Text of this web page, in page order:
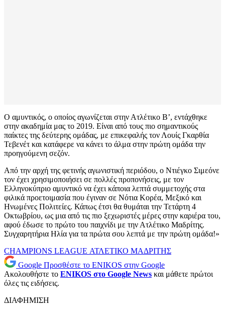
Ο αμυντικός, ο οποίος αγωνίζεται στην Ατλέτικο Β’, εντάχθηκε
στην ακαδημία μας το 2019. Είναι από τους πιο σημαντικούς
παίκτες της δεύτερης ομάδας, με επικεφαλής τον Λουίς Γκαρθία
Τεβενέτ και κατάφερε να κάνει το άλμα στην πρώτη ομάδα την
προηγούμενη σεζόν.
Από την αρχή της φετινής αγωνιστική περιόδου, ο Ντιέγκο Σιμεόνε
τον έχει χρησιμοποιήσει σε πολλές προπονήσεις, με τον
Ελληνοκύπριο αμυντικό να έχει κάποια λεπτά συμμετοχής στα
φιλικά προετοιμασία που έγιναν σε Νότια Κορέα, Μεξικό και
Ηνωμένες Πολιτείες. Κάπως έτσι θα θυμάται την Τετάρτη 4
Οκτωβρίου, ως μια από τις πιο ξεχωριστές μέρες στην καριέρα του,
αφού έδωσε το πρώτο του παιχνίδι με την Ατλέτικο Μαδρίτης.
Συγχαρητήρια Ηλία για τα πρώτα σου λεπτά με την πρώτη ομάδα!»
CHAMPIONS LEAGUE ΑΤΛΕΤΙΚΟ ΜΑΔΡΙΤΗΣ
Google Προσθέστε το ENIKOS στην Google
Ακολουθήστε το ENIKOS στο Google News και μάθετε πρώτοι
όλες τις ειδήσεις.
ΔΙΑΦΗΜΙΣΗ